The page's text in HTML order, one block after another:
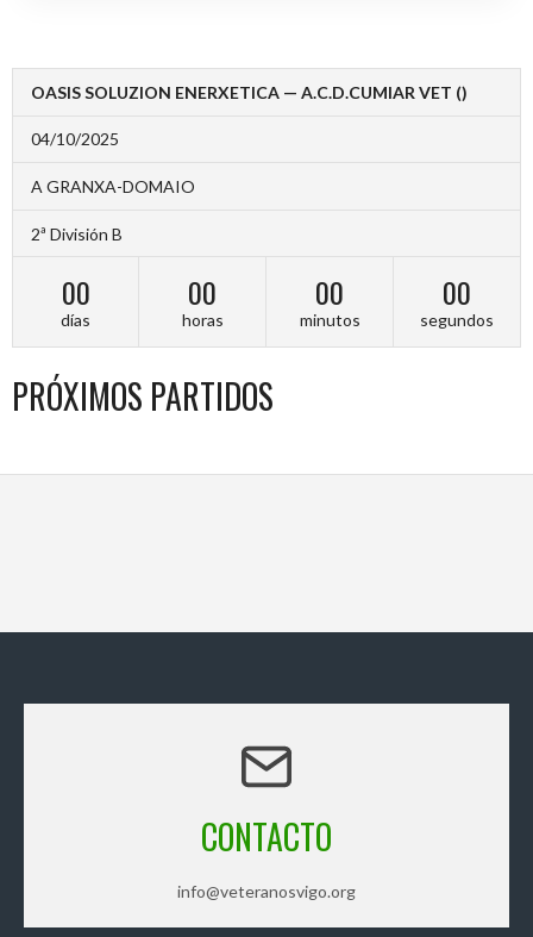
OASIS SOLUZION ENERXETICA — A.C.D.CUMIAR VET ()
04/10/2025
A GRANXA-DOMAIO
2ª División B
00
días
00
horas
00
minutos
00
segundos
PRÓXIMOS PARTIDOS
CONTACTO
info@veteranosvigo.org